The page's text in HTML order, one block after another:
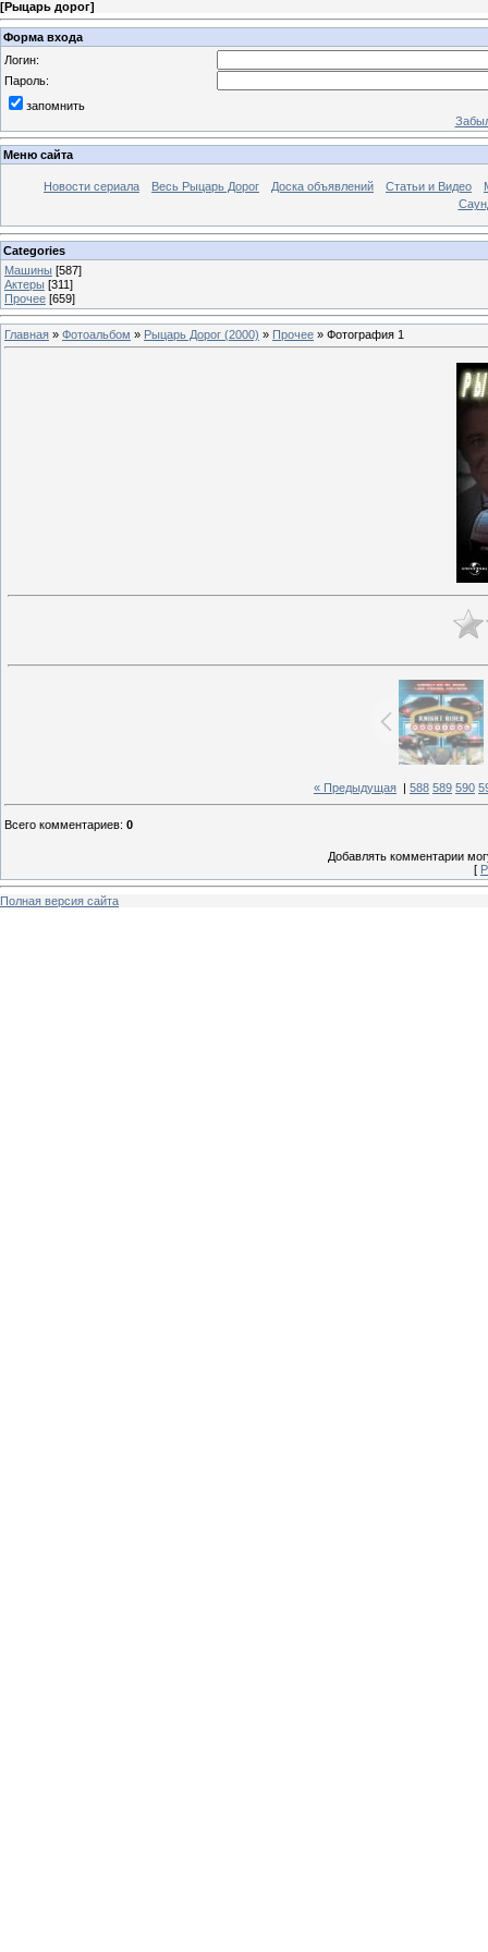
[Рыцарь дорог]
Форма входа
Логин:
Пароль:
запомнить
Меню сайта
Новости сериала Весь Рыцарь Дорог Доска объявлений Статьи и Видео
Categories
Машины [587]
Актеры [311]
Прочее [659]
Главная » Фотоальбом » Рыцарь Дорог (2000) » Прочее » Фотография 1
« Предыдущая 588 589 590
Всего комментариев: 0
Добавлять комментарии
[
Полная версия сайта